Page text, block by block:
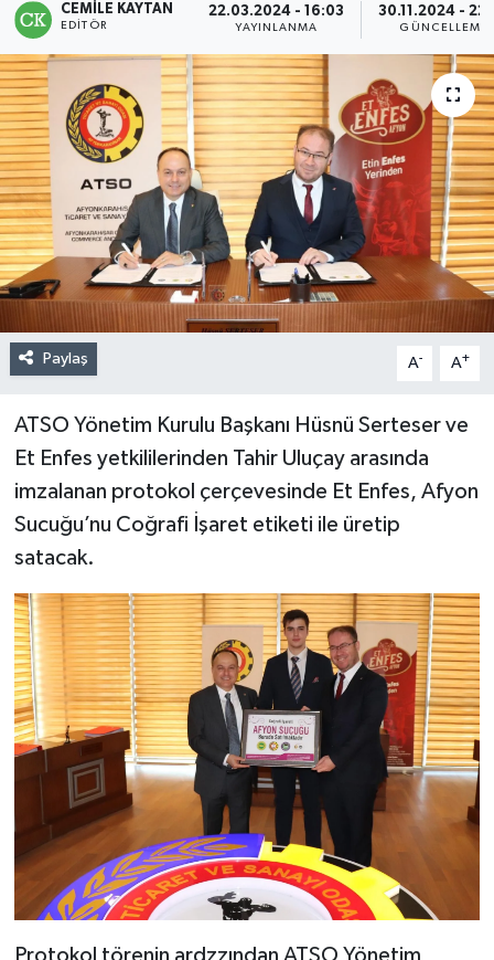
CEMILE KAYTAN
EDITÖR
22.03.2024 - 16:03
YAYINLANMA
30.11.2024 -
GÜNCELLEME
Paylaş A- A+
ATSO Yönetim Kurulu Başkanı Hüsnü Serteser ve
Et Enfes yetkililerinden Tahir Uluçay arasında
imzalanan protokol çerçevesinde Et Enfes, Afyon
Sucuğu’nu Coğrafi İşaret etiketi ile üretip
satacak.
Protokol törenin ardzzından ATSO Yönetim